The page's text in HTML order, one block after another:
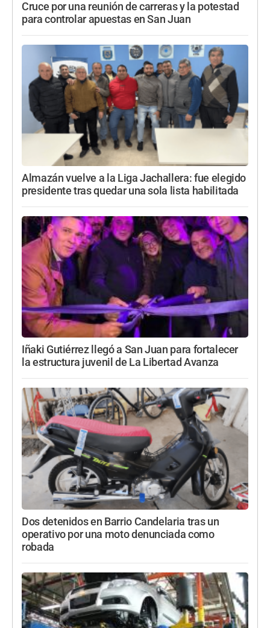
Cruce por una reunión de carreras y la potestad
para controlar apuestas en San Juan
Almazán vuelve a la Liga Jachallera: fue elegido
presidente tras quedar una sola lista habilitada
Iñaki Gutiérrez llegó a San Juan para fortalecer
la estructura juvenil de La Libertad Avanza
Dos detenidos en Barrio Candelaria tras un
operativo por una moto denunciada como
robada